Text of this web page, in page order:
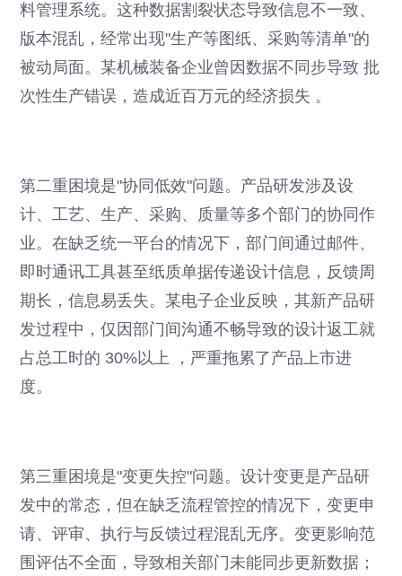
料管理系统。这种数据割裂状态导致信息不一致、
版本混乱，经常出现"生产等图纸、采购等清单"的
被动局面。某机械装备企业曾因数据不同步导致 批
次性生产错误，造成近百万元的经济损失 。
第二重困境是"协同低效"问题。产品研发涉及设
计、工艺、生产、采购、质量等多个部门的协同作
业。在缺乏统一平台的情况下，部门间通过邮件、
即时通讯工具甚至纸质单据传递设计信息，反馈周
期长，信息易丢失。某电子企业反映，其新产品研
发过程中，仅因部门间沟通不畅导致的设计返工就
占总工时的 30%以上 ，严重拖累了产品上市进
度。
第三重困境是"变更失控"问题。设计变更是产品研
发中的常态，但在缺乏流程管控的情况下，变更申
请、评审、执行与反馈过程混乱无序。变更影响范
围评估不全面，导致相关部门未能同步更新数据；